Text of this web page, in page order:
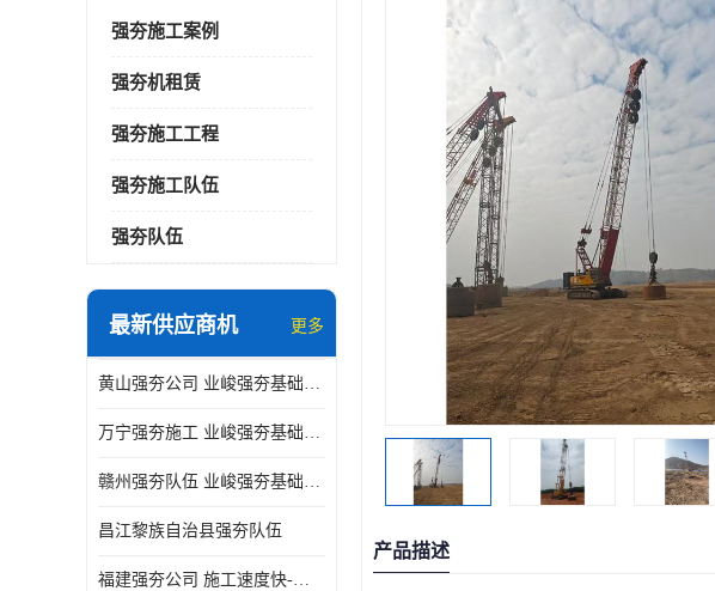
强夯施工案例
强夯机租赁
强夯施工工程
强夯施工队伍
强夯队伍
最新供应商机 更多
黄山强夯公司 业峻强夯基础工程
万宁强夯施工 业峻强夯基础工程
赣州强夯队伍 业峻强夯基础工程
昌江黎族自治县强夯队伍
福建强夯公司 施工速度快-施耐用性强
产品描述